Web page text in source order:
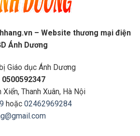
– Website thương mại điện
Ánh Dương
Giáo dục Ánh Dương
0500592347
Thanh Xuân, Hà Nội
hoặc 02462969284